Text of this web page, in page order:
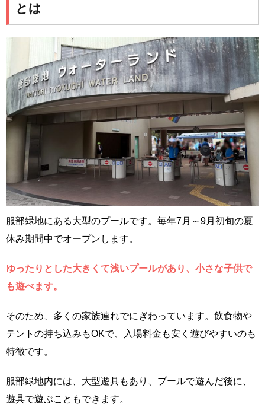
とは
服部緑地にある大型のプールです。毎年7月～9月初旬の夏
休み期間中でオープンします。
ゆったりとした大きくて浅いプールがあり、小さな子供で
も遊べます。
そのため、多くの家族連れでにぎわっています。飲食物や
テントの持ち込みもOKで、入場料金も安く遊びやすいのも
特徴です。
服部緑地内には、大型遊具もあり、プールで遊んだ後に、
遊具で遊ぶこともできます。